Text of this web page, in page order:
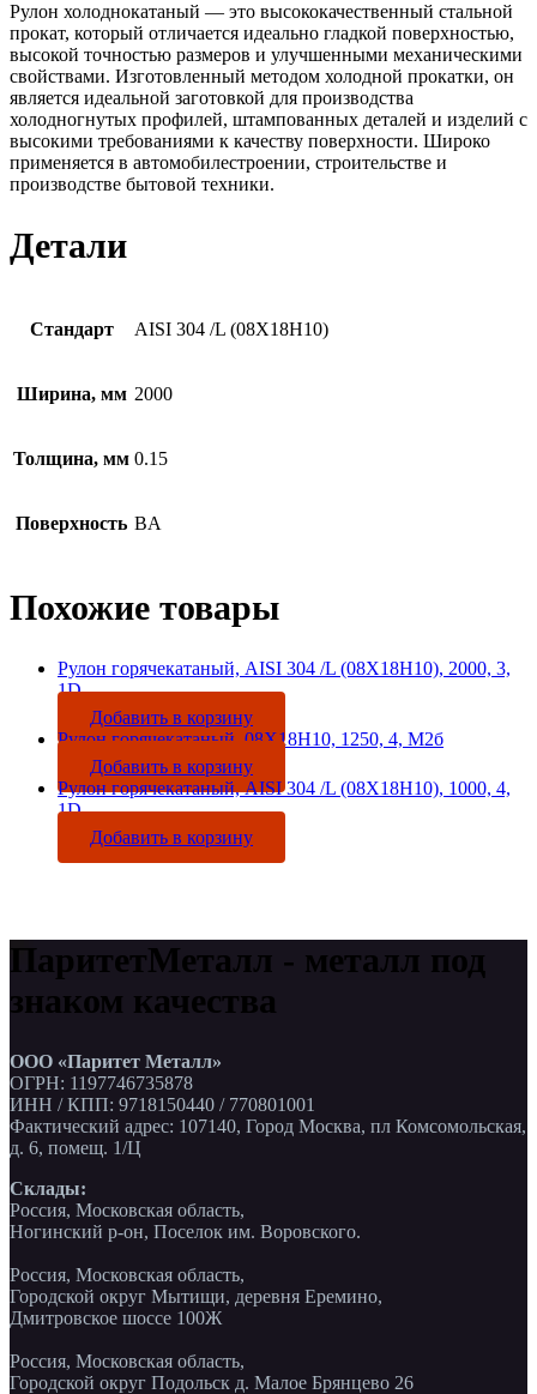
Рулон холоднокатаный — это высококачественный стальной
прокат, который отличается идеально гладкой поверхностью,
высокой точностью размеров и улучшенными механическими
свойствами. Изготовленный методом холодной прокатки, он
является идеальной заготовкой для производства
холодногнутых профилей, штампованных деталей и изделий с
высокими требованиями к качеству поверхности. Широко
применяется в автомобилестроении, строительстве и
производстве бытовой техники.
Детали
Стандарт AISI 304 /L (08Х18Н10)
Ширина, мм 2000
Толщина, мм 0.15
Поверхность BA
Похожие товары
Рулон горячекатаный, AISI 304 /L (08Х18Н10), 2000, 3,
1D
Добавить в корзину
Рулон горячекатаный, 08Х18Н10, 1250, 4, М2б
Добавить в корзину
Рулон горячекатаный, AISI 304 /L (08Х18Н10), 1000, 4,
1D
Добавить в корзину
ПаритетМеталл - металл под
знаком качества
ООО «Паритет Металл»
ОГРН: 1197746735878
ИНН / КПП: 9718150440 / 770801001
Фактический адрес: 107140, Город Москва, пл Комсомольская,
д. 6, помещ. 1/Ц
Склады:
Россия, Московская область,
Ногинский р-он, Поселок им. Воровского.
Россия, Московская область,
Городской округ Мытищи, деревня Еремино,
Дмитровское шоссе 100Ж
Россия, Московская область,
Городской округ Подольск д. Малое Брянцево 26